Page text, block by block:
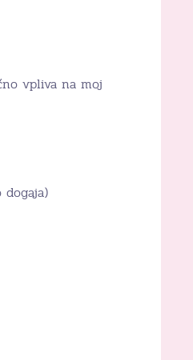
vpliva na moj